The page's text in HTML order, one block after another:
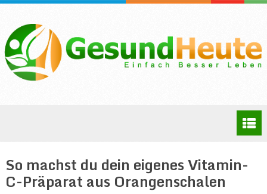
So machst du dein eigenes Vitamin-
C-Präparat aus Orangenschalen